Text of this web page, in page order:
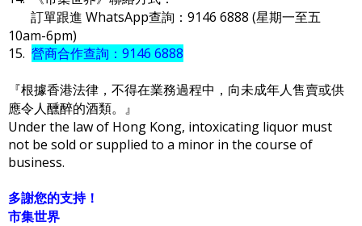
訂單跟進 WhatsApp查詢：9146 6888 (星期一至五
10am-6pm)
15. 營商合作查詢：9146 6888
『根據香港法律，不得在業務過程中，向未成年人售賣或供
應令人醺醉的酒類。』
Under the law of Hong Kong, intoxicating liquor must
not be sold or supplied to a minor in the course of
business.
多謝您的支持！
市集世界